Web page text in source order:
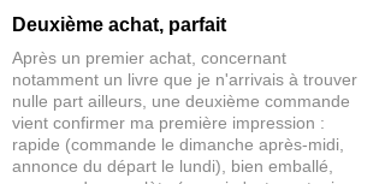
Deuxième achat, parfait
Après un premier achat, concernant
notamment un livre que je n'arrivais à trouver
nulle part ailleurs, une deuxième commande
vient confirmer ma première impression :
rapide (commande le dimanche après-midi,
annonce du départ le lundi), bien emballé,